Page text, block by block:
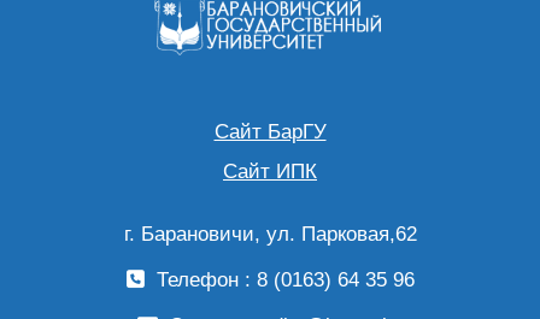
Сайт БарГУ
Сайт ИПК
г. Барановичи, ул. Парковая,62
Телефон : 8 (0163) 64 35 96